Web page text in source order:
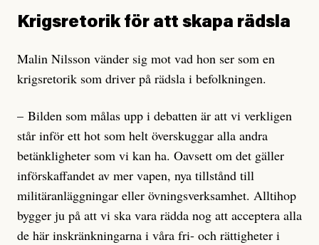
Krigsretorik för att skapa rädsla
Malin Nilsson vänder sig mot vad hon ser som en
krigsretorik som driver på rädsla i befolkningen.
– Bilden som målas upp i debatten är att vi verkligen
står inför ett hot som helt överskuggar alla andra
betänkligheter som vi kan ha. Oavsett om det gäller
införskaffandet av mer vapen, nya tillstånd till
militäranläggningar eller övningsverksamhet. Alltihop
bygger ju på att vi ska vara rädda nog att acceptera alla
de här inskränkningarna i våra fri- och rättigheter i